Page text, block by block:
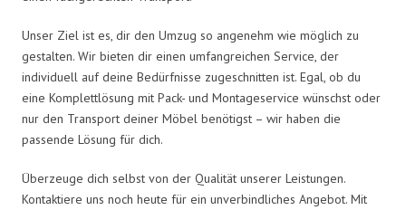
Unser Ziel ist es, dir den Umzug so angenehm wie möglich zu
gestalten. Wir bieten dir einen umfangreichen Service, der
individuell auf deine Bedürfnisse zugeschnitten ist. Egal, ob du
eine Komplettlösung mit Pack- und Montageservice wünschst oder
nur den Transport deiner Möbel benötigst – wir haben die
passende Lösung für dich.
Überzeuge dich selbst von der Qualität unserer Leistungen.
Kontaktiere uns noch heute für ein unverbindliches Angebot. Mit